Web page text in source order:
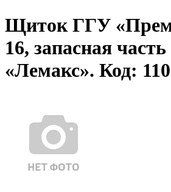
Щиток ГГУ
16, запасная
«Лемакс». Код: